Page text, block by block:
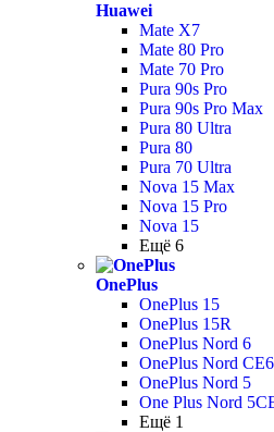
Huawei
Mate X7
Mate 80 Pro
Mate 70 Pro
Pura 90s Pro
Pura 90s Pro Max
Pura 80 Ultra
Pura 80
Pura 70 Ultra
Nova 15 Max
Nova 15 Pro
Nova 15
Ещё 6
OnePlus
OnePlus 15
OnePlus 15R
OnePlus Nord 6
OnePlus Nord CE6
OnePlus Nord 5
One Plus Nord
Ещё 1